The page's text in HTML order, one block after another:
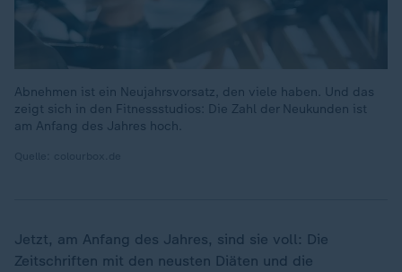
Abnehmen ist ein Neujahrsvorsatz, den viele haben. Und das
zeigt sich in den Fitnessstudios: Die Zahl der Neukunden ist
am Anfang des Jahres hoch.
Jetzt, am Anfang des Jahres, sind sie voll: Die
Zeitschriften mit den neusten Diäten und die